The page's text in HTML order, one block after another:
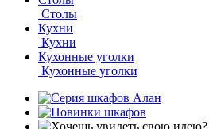
Столы
Кухни
Кухни
Кухонные уголки
Кухонные уголки